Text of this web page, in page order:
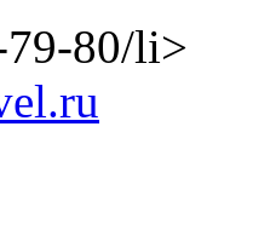
80/li>